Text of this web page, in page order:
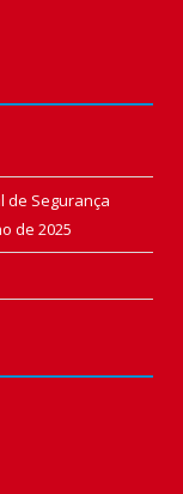
de Segurança
de 2025